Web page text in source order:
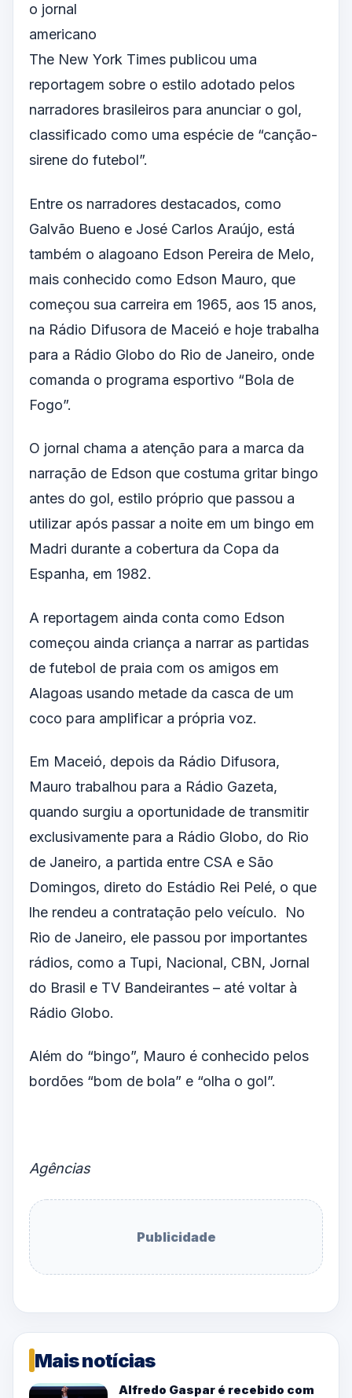
o jornal
americano
The New York Times publicou uma
reportagem sobre o estilo adotado pelos
narradores brasileiros para anunciar o gol,
classificado como uma espécie de “canção-
sirene do futebol”.
Entre os narradores destacados, como
Galvão Bueno e José Carlos Araújo, está
também o alagoano Edson Pereira de Melo,
mais conhecido como Edson Mauro, que
começou sua carreira em 1965, aos 15 anos,
na Rádio Difusora de Maceió e hoje trabalha
para a Rádio Globo do Rio de Janeiro, onde
comanda o programa esportivo “Bola de
Fogo”.
O jornal chama a atenção para a marca da
narração de Edson que costuma gritar bingo
antes do gol, estilo próprio que passou a
utilizar após passar a noite em um bingo em
Madri durante a cobertura da Copa da
Espanha, em 1982.
A reportagem ainda conta como Edson
começou ainda criança a narrar as partidas
de futebol de praia com os amigos em
Alagoas usando metade da casca de um
coco para amplificar a própria voz.
Em Maceió, depois da Rádio Difusora,
Mauro trabalhou para a Rádio Gazeta,
quando surgiu a oportunidade de transmitir
exclusivamente para a Rádio Globo, do Rio
de Janeiro, a partida entre CSA e São
Domingos, direto do Estádio Rei Pelé, o que
lhe rendeu a contratação pelo veículo. No
Rio de Janeiro, ele passou por importantes
rádios, como a Tupi, Nacional, CBN, Jornal
do Brasil e TV Bandeirantes – até voltar à
Rádio Globo.
Além do “bingo”, Mauro é conhecido pelos
bordões “bom de bola” e “olha o gol”.
Agências
Publicidade
Mais notícias
Alfredo Gaspar é recebido com